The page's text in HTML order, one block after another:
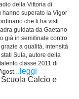
della Vittoria di
hanno superato la Vigor
che li ha visti
guidata da Gaetano
già in semifinale contro
a qualità, intensità
Sula, autore della
classe 2011 di
...leggi
Calcio e